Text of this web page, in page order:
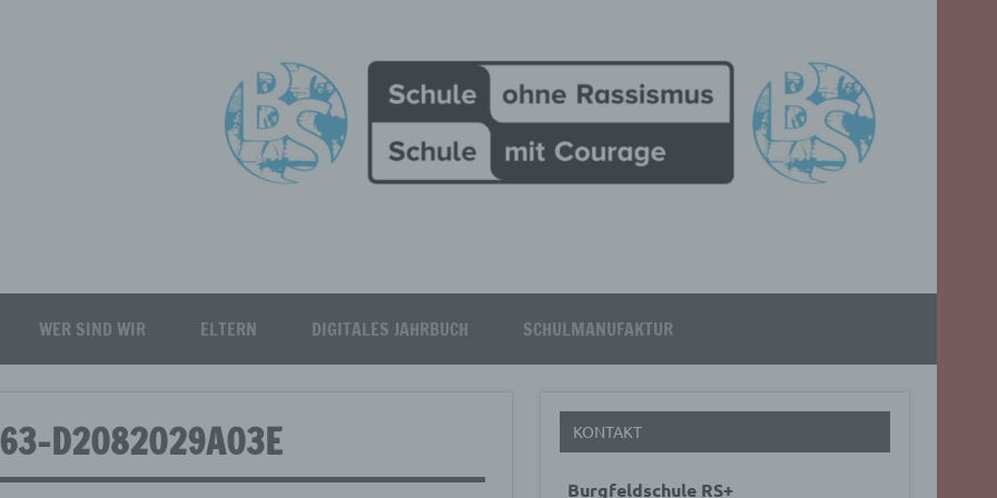
Burgfeld Realschule plus
WER SIND WIR ELTERN DIGITALES JAHRBUCH SCHULMANUFAKTUR
D2082029A03E KONTAKT
Burgfeldschule RS+